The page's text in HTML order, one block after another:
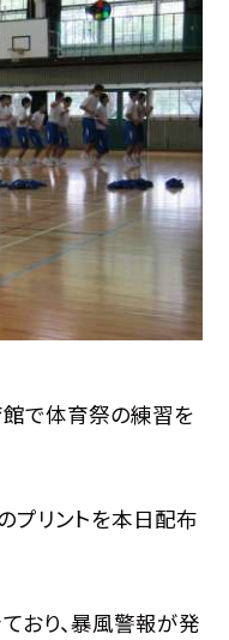
で体育祭の練習を
プリントを本日配布
おり、暴風警報が発